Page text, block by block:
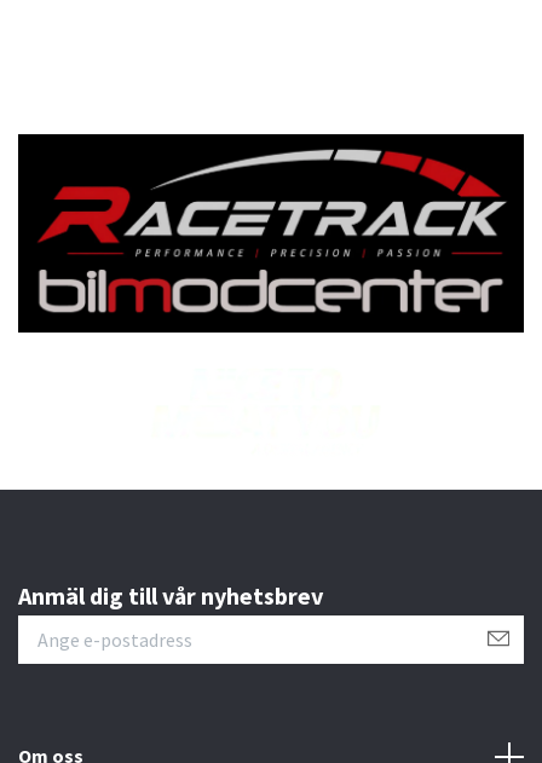
Anmäl dig till vår nyhetsbrev
Om oss